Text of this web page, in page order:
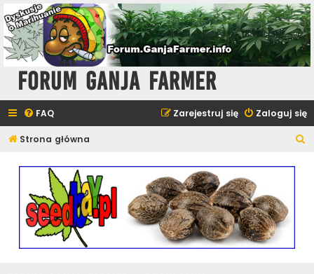
Forum Ganja Farmer
FAQ Zaloguj się
Zarejestruj się
Strona główna